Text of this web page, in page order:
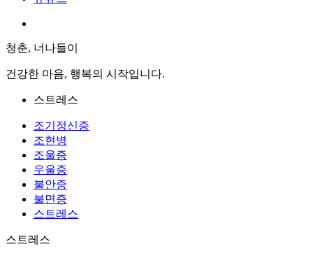
청춘, 너나들이
건강한 마음, 행복의 시작입니다.
스트레스
조기정신증
조현병
조울증
우울증
불안증
불면증
스트레스
스트레스